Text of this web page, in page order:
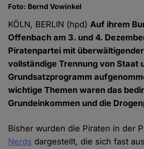
Foto: Bernd Vowinkel
KÖLN, BERLIN (hpd)Auf ihrem
Offenbach am 3. und 4.
Piratenpartei mit
vollständige Trennung von Staat
Grundsatzprogramm
wichtige Themen waren das
Grundeinkommen und die
Bisher wurden die Piraten in der
Nerds dargestellt, die sich fast